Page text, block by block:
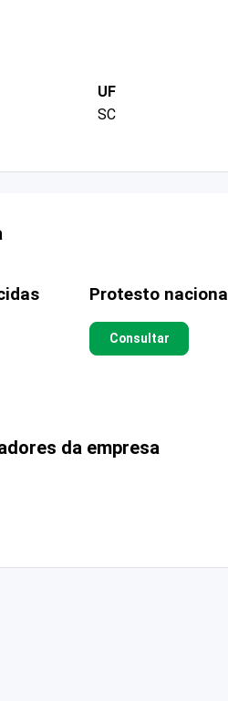
UF
SC
Protesto nacional
Consultar
da empresa